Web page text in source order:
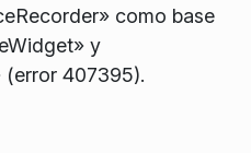
como base
y
(error 407395).